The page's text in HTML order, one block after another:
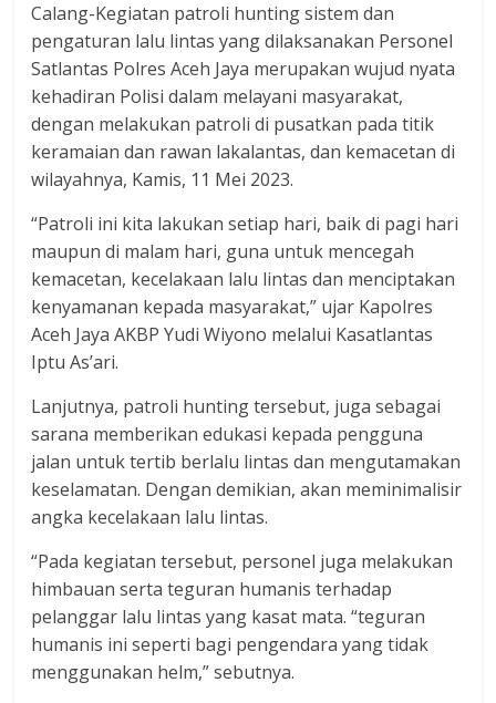
Calang-Kegiatan patroli hunting sistem dan
pengaturan lalu lintas yang dilaksanakan Personel
Satlantas Polres Aceh Jaya merupakan wujud nyata
kehadiran Polisi dalam melayani masyarakat,
dengan melakukan patroli di pusatkan pada titik
keramaian dan rawan lakalantas, dan kemacetan di
wilayahnya, Kamis, 11 Mei 2023.
“Patroli ini kita lakukan setiap hari, baik di pagi hari
maupun di malam hari, guna untuk mencegah
kemacetan, kecelakaan lalu lintas dan menciptakan
kenyamanan kepada masyarakat,” ujar Kapolres
Aceh Jaya AKBP Yudi Wiyono melalui Kasatlantas
Iptu As’ari.
Lanjutnya, patroli hunting tersebut, juga sebagai
sarana memberikan edukasi kepada pengguna
jalan untuk tertib berlalu lintas dan mengutamakan
keselamatan. Dengan demikian, akan meminimalisir
angka kecelakaan lalu lintas.
“Pada kegiatan tersebut, personel juga melakukan
himbauan serta teguran humanis terhadap
pelanggar lalu lintas yang kasat mata. “teguran
humanis ini seperti bagi pengendara yang tidak
menggunakan helm,” sebutnya.